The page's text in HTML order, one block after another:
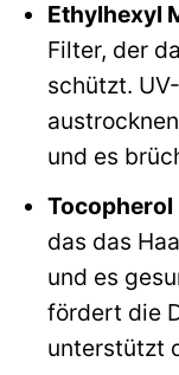
Ethylhexyl
Filter, der
schützt.
und es
Tocopherol
das das
und es
fördert die
unterstützt